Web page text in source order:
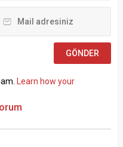
Sosyal Çalışmacı; sözlü
Learn how your